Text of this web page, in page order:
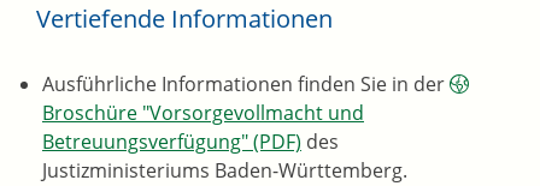
Vertiefende Informationen
Ausführliche Informationen finden Sie in der
Broschüre "Vorsorgevollmacht und
Betreuungsverfügung" (PDF) des
Justizministeriums Baden-Württemberg.